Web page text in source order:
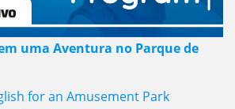
uma Aventura no Parque de
for an Amusement Park